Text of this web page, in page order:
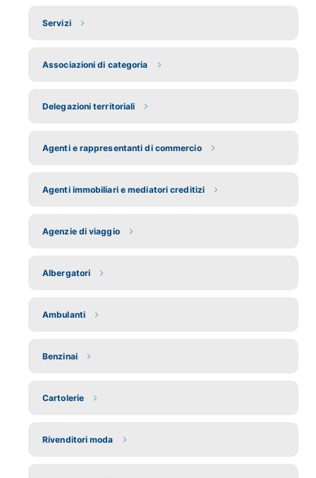
Servizi
Associazioni di categoria
Delegazioni territoriali
Agenti e rappresentanti di commercio
Agenti immobiliari e mediatori creditizi
Agenzie di viaggio
Albergatori
Ambulanti
Benzinai
Cartolerie
Rivenditori moda